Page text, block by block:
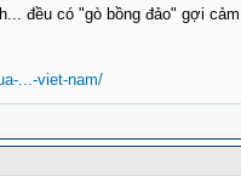
đều có "gò bồng đảo" gợi
...-viet-nam/